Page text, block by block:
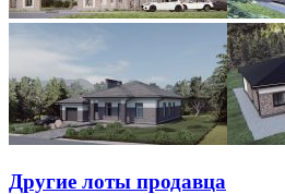
Другие лоты продавца